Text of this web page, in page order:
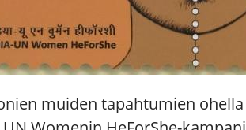
muiden tapahtumien